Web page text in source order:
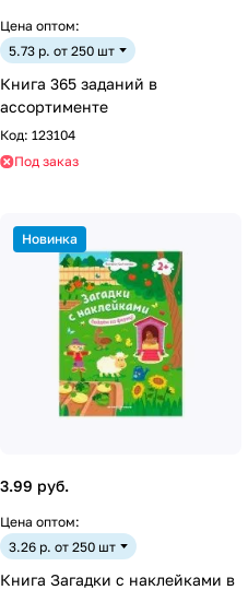
Цена оптом:
5.73 р. от 250 шт
Книга 365 заданий в
ассортименте
Код: 123104
Под заказ
Новинка
3.99 руб.
Цена оптом:
3.26 р. от 250 шт
Книга Загадки с наклейками в